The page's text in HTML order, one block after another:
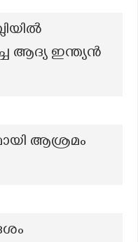
ആദ്യ ഇന്ത്യന്‍
ആശ്രമം